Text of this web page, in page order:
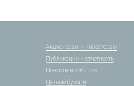
Акционерам и инвесторам
Публикации и отчетность
Новости и события
Ценные бумаги